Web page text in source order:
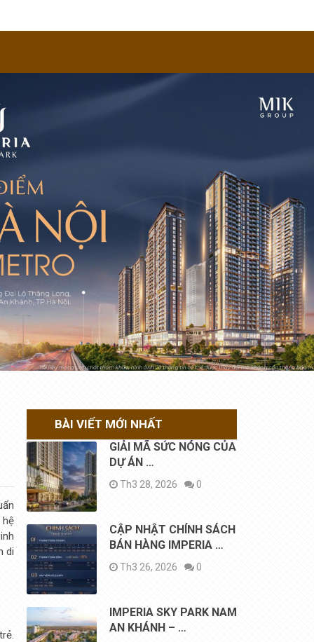
hệ
di
BÀI VIẾT MỚI NHẤT
GIẢI MÃ SỨC NÓNG CỦA
DỰ ÁN …
Th3 28, 2026 0
CẬP NHẬT CHÍNH SÁCH
BÁN HÀNG IMPERIA …
Th3 26, 2026 0
IMPERIA SKY PARK NAM
AN KHÁNH – …